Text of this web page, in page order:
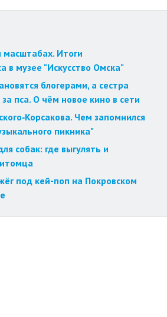
масштабах. Итоги
в музее "Искусство Омска"
блогерами, а сестра
пса. О чём новое кино в сети
Чем запомнился
пикника"
собак: где выгулять и
под кей-поп на Покровском